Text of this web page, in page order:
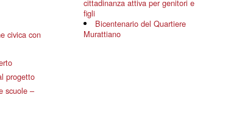
civica con
progetto
scuole –
cittadinanza attiva per genitori e
figli
Bicentenario del Quartiere
Murattiano